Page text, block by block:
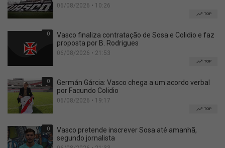
06/08/2026 • 10:26
TOP
0
Vasco finaliza contratação de Sosa e Colidio e faz
proposta por B. Rodrigues
06/08/2026 • 21:53
TOP
0
Germán Gárcia: Vasco chega a um acordo verbal
por Facundo Colidio
06/08/2026 • 19:17
TOP
0
Vasco pretende inscrever Sosa até amanhã,
segundo jornalista